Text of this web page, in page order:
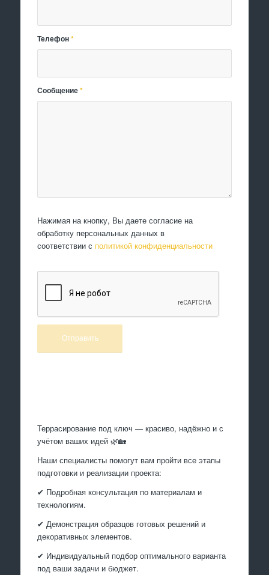
Телефон*
Сообщение*
Нажимая на кнопку, Вы даете согласие на
обработку персональных данных в
соответствии с политикой конфиденциальности
Террасирование под ключ — красиво, надёжно и с
учётом ваших идей 🌿🏡
Наши специалисты помогут вам пройти все этапы
подготовки и реализации проекта:
✔ Подробная консультация по материалам и
технологиям.
✔ Демонстрация образцов готовых решений и
декоративных элементов.
✔ Индивидуальный подбор оптимального варианта
под ваши задачи и бюджет.